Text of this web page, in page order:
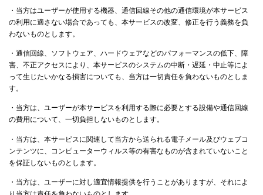
・当方はユーザーが使用する機器、通信回線その他の通信環境が本サービス
の利用に適さない場合であっても、本サービスの改変、修正を行う義務を負
わないものとします。
・通信回線、ソフトウェア、ハードウェアなどのパフォーマンスの低下、障
害、不正アクセスにより、本サービスのシステムの中断・遅延・中止等によ
って生じたいかなる損害についても、当方は一切責任を負わないものとしま
す。
・当方は、ユーザーが本サービスを利用する際に必要とする設備や通信回線
の費用について、一切負担しないものとします。
・当方は、本サービスに関連して当方から送られる電子メール及びウェブコ
ンテンツに、コンピューターウィルス等の有害なものが含まれていないこと
を保証しないものとします。
・当方は、ユーザーに対し適宜情報提供を行うことがありますが、それによ